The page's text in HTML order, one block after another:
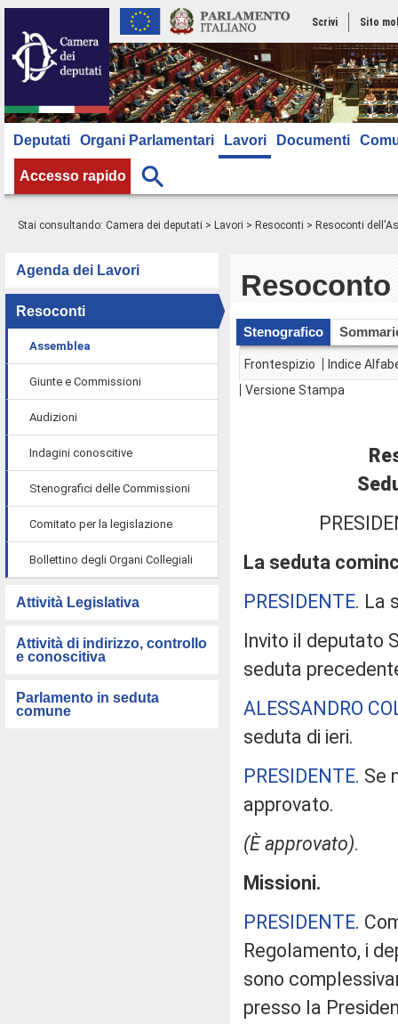
Scrivi Sito
Deputati Organi Parlamentari Lavori Documenti
Accesso rapido
Stai consultando: Camera dei deputati > Lavori > Resoconti > Resoconti
Agenda dei Lavori
Resoconti
Assemblea
Giunte e Commissioni
Audizioni
Indagini conoscitive
Stenografici delle Commissioni
Comitato per la legislazione
Bollettino degli Organi Collegiali
Attività Legislativa
Attività di indirizzo, controllo
e conoscitiva
Parlamento in seduta
comune
Stenografico
Frontespizio
Indice
Versione Stampa
La seduta
PRESIDENTE. La
Invito il deputato
seduta
ALESSANDRO
seduta di ieri.
PRESIDENTE. Se
approvato.
(È approvato).
Missioni.
PRESIDENTE.
Regolamento, i
sono
presso la